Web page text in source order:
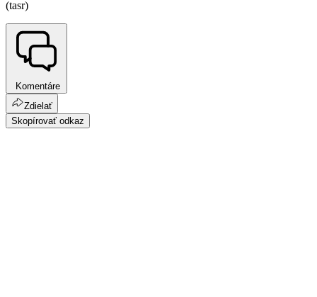
(tasr)
Komentáre
Zdielať
Skopírovať odkaz